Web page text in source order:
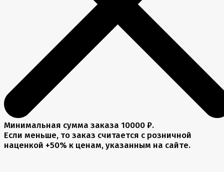
Минимальная сумма заказа 10000 ₽.
Если меньше, то заказ считается с розничной
наценкой +50% к ценам, указанным на сайте.